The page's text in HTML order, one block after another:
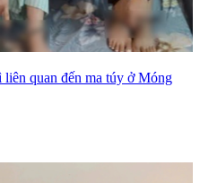
quan đến ma túy ở Móng